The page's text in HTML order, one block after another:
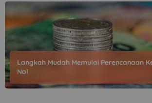
Langkah Mudah Memulai Perencanaan
Nol